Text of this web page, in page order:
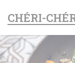
CHÉRI-